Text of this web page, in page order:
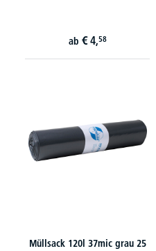
ab € 4,58
Müllsack 120l 37mic grau 25